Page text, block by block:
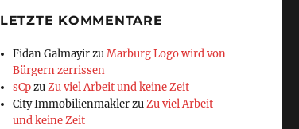
LETZTE KOMMENTARE
Fidan GalmayirzuMarburg Logo wird von
Bürgern zerrissen
sCpzuZu viel Arbeit und keine Zeit
City ImmobilienmaklerzuZu viel Arbeit
und keine Zeit